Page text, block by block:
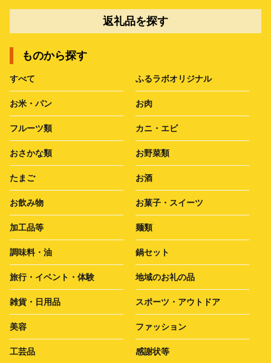
返礼品を探す
ものから探す
すべて ふるラボオリジナル
お米・パン お肉
フルーツ類 カニ・エビ
おさかな類 お野菜類
たまご お酒
お飲み物 お菓子・スイーツ
加工品等 麺類
調味料・油 鍋セット
旅行・イベント・体験 地域のお礼の品
雑貨・日用品 スポーツ・アウトドア
美容 ファッション
工芸品 感謝状等